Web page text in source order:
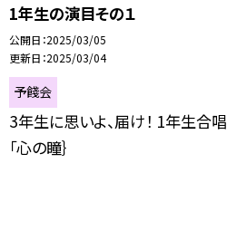
1年生の演目その１
公開日 2025/03/05
更新日 2025/03/04
予餞会
3年生に思いよ、届け！ 1年生合唱
「心の瞳｝